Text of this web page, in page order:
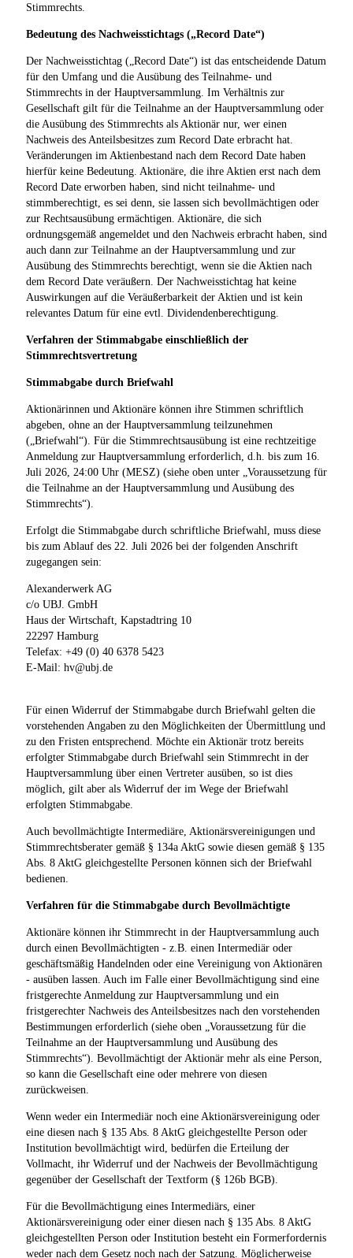
Stimmrechts.
Bedeutung des Nachweisstichtags („Record Date“)
Der Nachweisstichtag („Record Date“) ist das entscheidende Datum
für den Umfang und die Ausübung des Teilnahme- und
Stimmrechts in der Hauptversammlung. Im Verhältnis zur
Gesellschaft gilt für die Teilnahme an der Hauptversammlung oder
die Ausübung des Stimmrechts als Aktionär nur, wer einen
Nachweis des Anteilsbesitzes zum Record Date erbracht hat.
Veränderungen im Aktienbestand nach dem Record Date haben
hierfür keine Bedeutung. Aktionäre, die ihre Aktien erst nach dem
Record Date erworben haben, sind nicht teilnahme- und
stimmberechtigt, es sei denn, sie lassen sich bevollmächtigen oder
zur Rechtsausübung ermächtigen. Aktionäre, die sich
ordnungsgemäß angemeldet und den Nachweis erbracht haben, sind
auch dann zur Teilnahme an der Hauptversammlung und zur
Ausübung des Stimmrechts berechtigt, wenn sie die Aktien nach
dem Record Date veräußern. Der Nachweisstichtag hat keine
Auswirkungen auf die Veräußerbarkeit der Aktien und ist kein
relevantes Datum für eine evtl. Dividendenberechtigung.
Verfahren der Stimmabgabe einschließlich der
Stimmrechtsvertretung
Stimmabgabe durch Briefwahl
Aktionärinnen und Aktionäre können ihre Stimmen schriftlich
abgeben, ohne an der Hauptversammlung teilzunehmen
(„Briefwahl“). Für die Stimmrechtsausübung ist eine rechtzeitige
Anmeldung zur Hauptversammlung erforderlich, d.h. bis zum 16.
Juli 2026, 24:00 Uhr (MESZ) (siehe oben unter „Voraussetzung für
die Teilnahme an der Hauptversammlung und Ausübung des
Stimmrechts“).
Erfolgt die Stimmabgabe durch schriftliche Briefwahl, muss diese
bis zum Ablauf des 22. Juli 2026 bei der folgenden Anschrift
zugegangen sein:
Alexanderwerk AG
c/o UBJ. GmbH
Haus der Wirtschaft, Kapstadtring 10
22297 Hamburg
Telefax: +49 (0) 40 6378 5423
E-Mail: hv@ubj.de
Für einen Widerruf der Stimmabgabe durch Briefwahl gelten die
vorstehenden Angaben zu den Möglichkeiten der Übermittlung und
zu den Fristen entsprechend. Möchte ein Aktionär trotz bereits
erfolgter Stimmabgabe durch Briefwahl sein Stimmrecht in der
Hauptversammlung über einen Vertreter ausüben, so ist dies
möglich, gilt aber als Widerruf der im Wege der Briefwahl
erfolgten Stimmabgabe.
Auch bevollmächtigte Intermediäre, Aktionärsvereinigungen und
Stimmrechtsberater gemäß § 134a AktG sowie diesen gemäß § 135
Abs. 8 AktG gleichgestellte Personen können sich der Briefwahl
bedienen.
Verfahren für die Stimmabgabe durch Bevollmächtigte
Aktionäre können ihr Stimmrecht in der Hauptversammlung auch
durch einen Bevollmächtigten - z.B. einen Intermediär oder
geschäftsmäßig Handelnden oder eine Vereinigung von Aktionären
- ausüben lassen. Auch im Falle einer Bevollmächtigung sind eine
fristgerechte Anmeldung zur Hauptversammlung und ein
fristgerechter Nachweis des Anteilsbesitzes nach den vorstehenden
Bestimmungen erforderlich (siehe oben „Voraussetzung für die
Teilnahme an der Hauptversammlung und Ausübung des
Stimmrechts“). Bevollmächtigt der Aktionär mehr als eine Person,
so kann die Gesellschaft eine oder mehrere von diesen
zurückweisen.
Wenn weder ein Intermediär noch eine Aktionärsvereinigung oder
eine diesen nach § 135 Abs. 8 AktG gleichgestellte Person oder
Institution bevollmächtigt wird, bedürfen die Erteilung der
Vollmacht, ihr Widerruf und der Nachweis der Bevollmächtigung
gegenüber der Gesellschaft der Textform (§ 126b BGB).
Für die Bevollmächtigung eines Intermediärs, einer
Aktionärsvereinigung oder einer diesen nach § 135 Abs. 8 AktG
gleichgestellten Person oder Institution besteht ein Formerfordernis
weder nach dem Gesetz noch nach der Satzung. Möglicherweise